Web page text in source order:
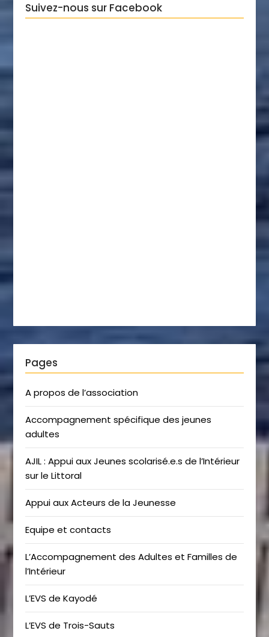
Suivez-nous sur Facebook
Pages
A propos de l’association
Accompagnement spécifique des jeunes
adultes
AJIL : Appui aux Jeunes scolarisé.e.s de l’Intérieur
sur le Littoral
Appui aux Acteurs de la Jeunesse
Equipe et contacts
L’Accompagnement des Adultes et Familles de
l’Intérieur
L’EVS de Kayodé
L’EVS de Trois-Sauts